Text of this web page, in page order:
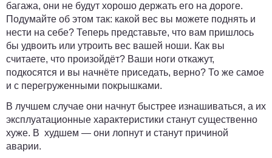
багажа, они не будут хорошо держать его на дороге.
Подумайте об этом так: какой вес вы можете поднять и
нести на себе? Теперь представьте, что вам пришлось
бы удвоить или утроить вес вашей ноши. Как вы
считаете, что произойдёт? Ваши ноги откажут,
подкосятся и вы начнёте приседать, верно? То же самое
и с перегруженными покрышками.
В лучшем случае они начнут быстрее изнашиваться, а их
эксплуатационные характеристики станут существенно
хуже. В худшем — они лопнут и станут причиной
аварии.